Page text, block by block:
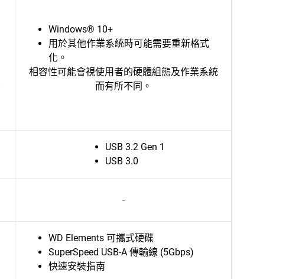
Windows® 10+
用於其他作業系統時可能需要重新格式
化。
相容性可能會視使用者的硬體組態及作業系統
而有所不同。
USB 3.2 Gen 1
USB 3.0
-
WD Elements 可攜式硬碟
SuperSpeed USB-A 傳輸線 (5Gbps)
快速安裝指南